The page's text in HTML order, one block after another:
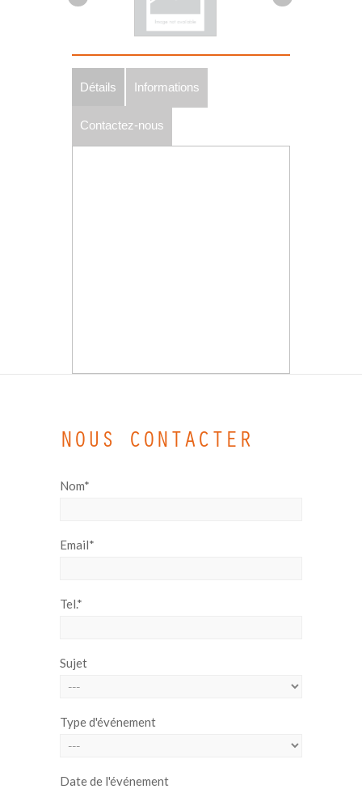
Détails Informations
Contactez-nous
NOUS CONTACTER
Nom*
Email*
Tel.*
Sujet
Type d'événement
Date de l'événement